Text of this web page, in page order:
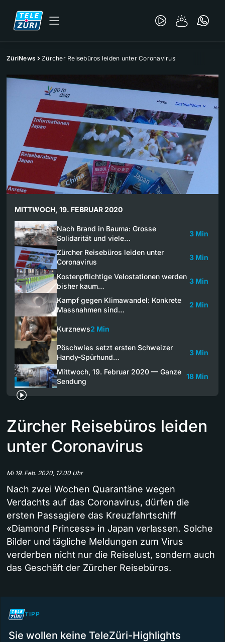
ZüriNews Zürcher Reisebüros leiden unter Coronavirus
MITTWOCH, 19. FEBRUAR 2020
Nach Brand in Bauma: Grosse
Solidarität und viele…
3 Min
Zürcher Reisebüros leiden unter
Coronavirus
3 Min
Kostenpflichtige Velostationen werden
bisher kaum…
3 Min
Kampf gegen Klimawandel: Konkrete
Massnahmen sind…
2 Min
Kurznews2 Min
Pöschwies setzt ersten Schweizer
Handy-Spürhund…
3 Min
Mittwoch, 19. Februar 2020 — Ganze
Sendung
18 Min
Zürcher Reisebüros leiden
unter Coronavirus
Mi 19. Feb. 2020, 17.00 Uhr
Nach zwei Wochen Quarantäne wegen
Verdachts auf das Coronavirus, dürfen die
ersten Passagiere das Kreuzfahrtschiff
«Diamond Princess» in Japan verlassen. Solche
Bilder und tägliche Meldungen zum Virus
verderben nicht nur die Reiselust, sondern auch
das Geschäft der Zürcher Reisebüros.
TIPP
Sie wollen keine TeleZüri-Highlights